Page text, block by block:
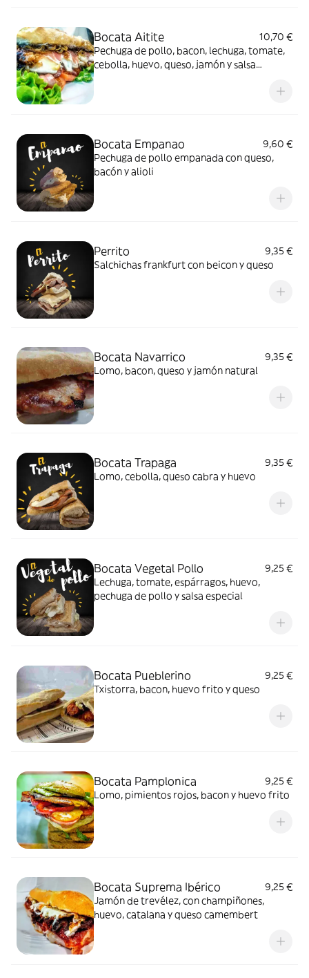
Bocata Aitite
10,70 €
Pechuga de pollo, bacon, lechuga, tomate,
cebolla, huevo, queso, jamón y salsa
Bocata Empanao
9,60 €
Pechuga de pollo empanada con queso,
bacón y alioli
Perrito
9,35 €
Salchichas frankfurt con beicon y queso
Bocata Navarrico
9,35 €
Lomo, bacon, queso y jamón natural
Bocata Trapaga
9,35 €
Lomo, cebolla, queso cabra y huevo
Bocata Vegetal Pollo
9,25 €
Lechuga, tomate, espárragos, huevo,
pechuga de pollo y salsa especial
Bocata Pueblerino
9,25 €
Txistorra, bacon, huevo frito y queso
Bocata Pamplonica
9,25 €
Lomo, pimientos rojos, bacon y huevo frito
Bocata Suprema Ibérico
9,25 €
Jamón de trevélez, con champiñones,
huevo, catalana y queso camembert